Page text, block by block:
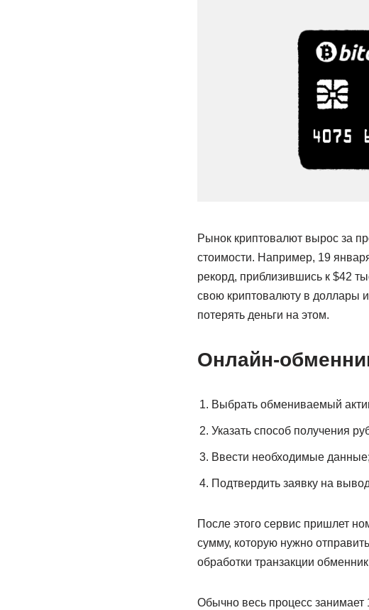
Рынок криптовалют вырос за
стоимости. Например, 19
рекорд, приблизившись к $42
свою криптовалюту в доллары
потерять деньги на этом.
Онлайн-
Выбрать обмениваемый
Указать способ получения
Ввести необходимые данные;
Подтвердить заявку на
После этого сервис пришлет
сумму, которую нужно
обработки транзакции
Обычно весь процесс занимает